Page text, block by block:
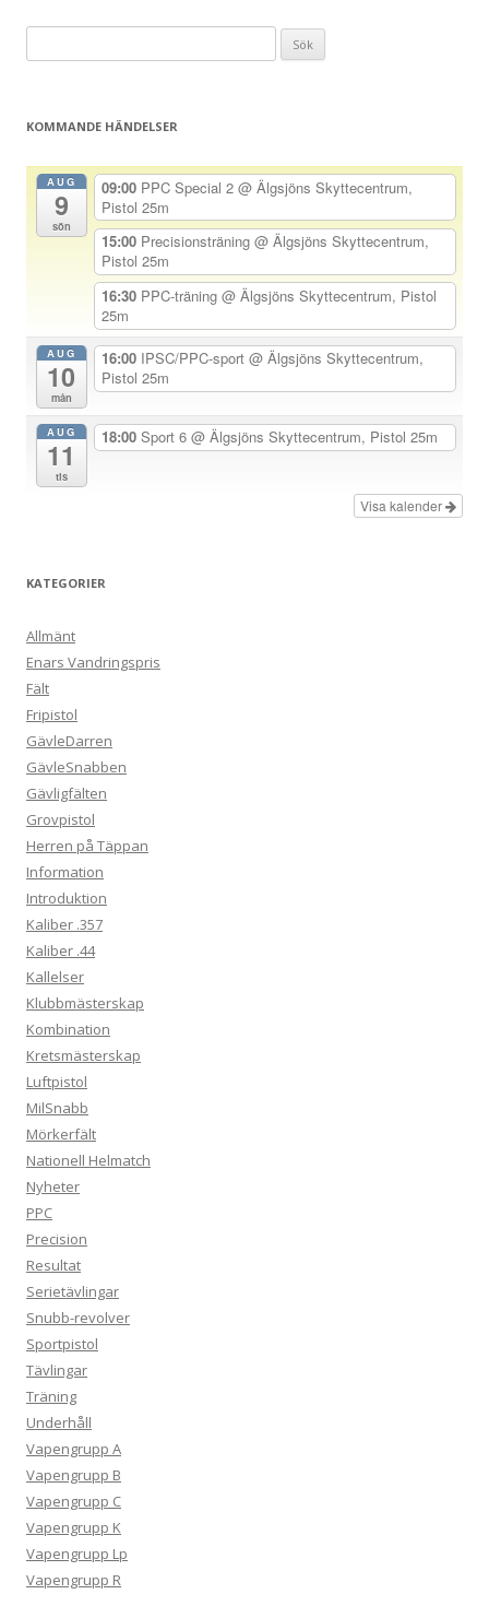
n
n
efter:
KOMMANDE HÄNDELSER
AUG
9
sön
09:00 PPC Special 2 @ Älgsjöns Skyttecentrum,
Pistol 25m
15:00 Precisionsträning @ Älgsjöns Skyttecentrum,
Pistol 25m
16:30 PPC-träning @ Älgsjöns Skyttecentrum, Pistol
25m
AUG
10
mån
16:00 IPSC/PPC-sport @ Älgsjöns Skyttecentrum,
Pistol 25m
AUG
11
tis
18:00 Sport 6 @ Älgsjöns Skyttecentrum, Pistol 25m
Visa kalender
KATEGORIER
Allmänt
Enars Vandringspris
Fält
Fripistol
GävleDarren
GävleSnabben
Gävligfälten
Grovpistol
Herren på Täppan
Information
Introduktion
Kaliber .357
Kaliber .44
Kallelser
Klubbmästerskap
Kombination
Kretsmästerskap
Luftpistol
MilSnabb
Mörkerfält
Nationell Helmatch
Nyheter
PPC
Precision
Resultat
Serietävlingar
Snubb-revolver
Sportpistol
Tävlingar
Träning
Underhåll
Vapengrupp A
Vapengrupp B
Vapengrupp C
Vapengrupp K
Vapengrupp Lp
Vapengrupp R